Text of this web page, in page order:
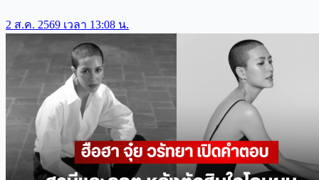
2 ส.ค. 2569 เวลา 13:08 น.